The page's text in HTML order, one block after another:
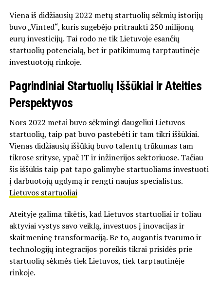
Viena iš didžiausių 2022 metų startuolių sėkmių istorijų
buvo „Vinted“, kuris sugebėjo pritraukti 250 milijonų
eurų investicijų. Tai rodo ne tik Lietuvoje esančių
startuolių potencialą, bet ir patikimumą tarptautinėje
investuotojų rinkoje.
Pagrindiniai Startuolių Iššūkiai ir Ateities
Perspektyvos
Nors 2022 metai buvo sėkmingi daugeliui Lietuvos
startuolių, taip pat buvo pastebėti ir tam tikri iššūkiai.
Vienas didžiausių iššūkių buvo talentų trūkumas tam
tikrose srityse, ypač IT ir inžinerijos sektoriuose. Tačiau
šis iššūkis taip pat tapo galimybe startuoliams investuoti
į darbuotojų ugdymą ir rengti naujus specialistus.
Lietuvos startuoliai
Ateityje galima tikėtis, kad Lietuvos startuoliai ir toliau
aktyviai vystys savo veiklą, investuos į inovacijas ir
skaitmeninę transformaciją. Be to, augantis tvarumo ir
technologijų integracijos poreikis tikrai prisidės prie
startuolių sėkmės tiek Lietuvos, tiek tarptautinėje
rinkoje.